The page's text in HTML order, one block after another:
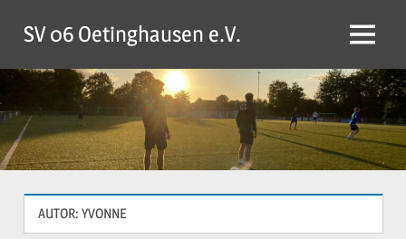
Inhalt
springen
SV 06 Oetinghausen e.V. Menü
AUTOR: YVONNE